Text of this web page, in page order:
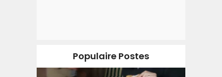
Populaire Postes